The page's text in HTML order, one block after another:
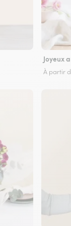
Joyeux
À partir